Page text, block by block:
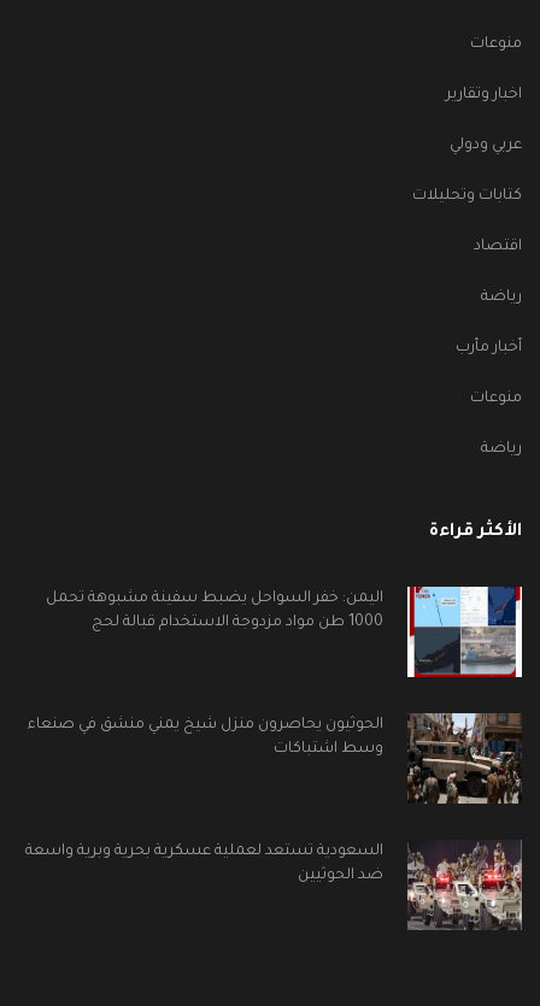
منوعات
اخبار وتقارير
عربي ودولي
كتابات وتحليلات
اقتصاد
رياضة
أخبار مأرب
منوعات
رياضة
الأكثر قراءة
اليمن: خفر السواحل يضبط سفينة مشبوهة تحمل
1000 طن مواد مزدوجة الاستخدام قبالة لحج
الحوثيون يحاصرون منزل شيخ يمني منشق في صنعاء
وسط اشتباكات
السعودية تستعد لعملية عسكرية بحرية وبرية واسعة
ضد الحوثيين